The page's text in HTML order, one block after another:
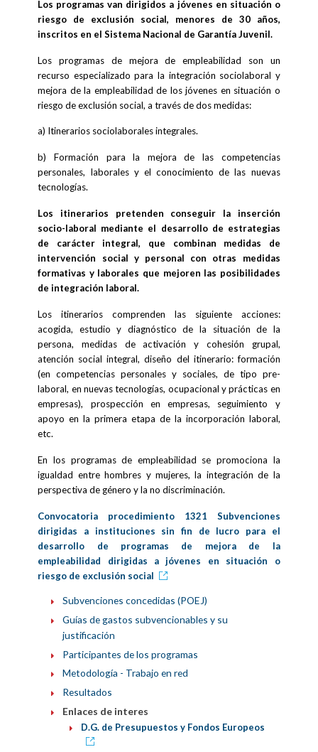
Los programas van dirigidos a jóvenes en situación o
riesgo de exclusión social, menores de 30 años,
inscritos en el Sistema Nacional de Garantía Juvenil.
Los programas de mejora de empleabilidad son un
recurso especializado para la integración sociolaboral y
mejora de la empleabilidad de los jóvenes en situación o
riesgo de exclusión social, a través de dos medidas:
a) Itinerarios sociolaborales integrales.
b) Formación para la mejora de las competencias
personales, laborales y el conocimiento de las nuevas
tecnologías.
Los itinerarios pretenden conseguir la inserción
socio-laboral mediante el desarrollo de estrategias
de carácter integral, que combinan medidas de
intervención social y personal con otras medidas
formativas y laborales que mejoren las posibilidades
de integración laboral.
Los itinerarios comprenden las siguiente acciones:
acogida, estudio y diagnóstico de la situación de la
persona, medidas de activación y cohesión grupal,
atención social integral, diseño del itinerario: formación
(en competencias personales y sociales, de tipo pre-
laboral, en nuevas tecnologías, ocupacional y prácticas en
empresas), prospección en empresas, seguimiento y
apoyo en la primera etapa de la incorporación laboral,
etc.
En los programas de empleabilidad se promociona la
igualdad entre hombres y mujeres, la integración de la
perspectiva de género y la no discriminación.
Convocatoria procedimiento 1321 Subvenciones
dirigidas a instituciones sin fin de lucro para el
desarrollo de programas de mejora de la
empleabilidad dirigidas a jóvenes en situación o
riesgo de exclusión social
Subvenciones concedidas (POEJ)
Guías de gastos subvencionables y su
justificación
Participantes de los programas
Metodología - Trabajo en red
Resultados
Enlaces de interes
D.G. de Presupuestos y Fondos Europeos